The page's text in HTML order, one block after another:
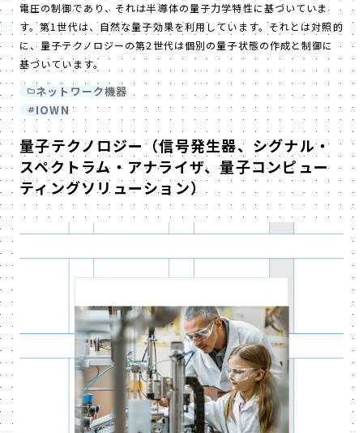
電圧の制御であり、それは半導体の量子力学特性に基づいていま
す。第1世代は、自然な量子効果を利用しています。それとは対照的
に、量子テクノロジーの第2世代は個別の量子状態の作成と制御に
基づいています。
ネットワーク機器
IOWN
量子テクノロジー（信号発生器、シグナル・
スペクトラム・アナライザ、量子コンピュー
ティングソリューション）